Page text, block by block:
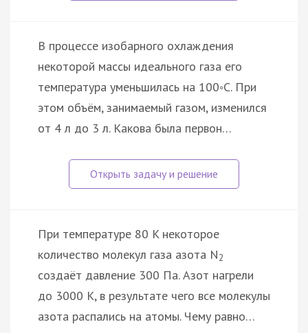
В процессе изобарного охлаждения
некоторой массы идеального газа его
температура уменьшилась на 100◦С. При
этом объём, занимаемый газом, изменился
от 4 л до 3 л. Какова была первон…
При температуре 80 K некоторое
количество молекул газа азота N2
создаёт давление 300 Па. Азот нагрели
до 3000 К, в результате чего все молекулы
азота распались на атомы. Чему равно…